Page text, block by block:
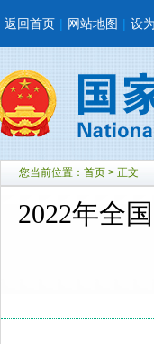
返回首页 | 网站地图 | 设
您当前位置： 首页 > 正文
2022年全